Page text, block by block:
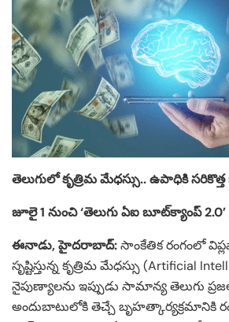
తెలుగులో కృత్రిమ మేధస్సు.. ఉపాధికి
జూలై 1 నుంచి ‘తెలుగు ఏఐ బూట్‌క్యాంప్‌ 2.0’
ఈనాడు, హైదరాబాద్‌:సాంకేతిక రంగంలో
సృష్టిస్తున్న కృత్రిమ మేధస్సు (Artificial
నైపుణ్యాలను ఇప్పుడు సామాన్య తెలుగు
అందుబాటులోకి తెచ్చే బృహత్కార్యక్రమానికి